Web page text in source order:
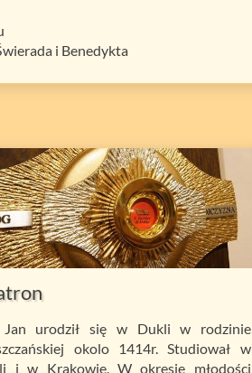
i Benedykta
Jan urodził się w Dukli w rodzinie
okolo 1414r. Studiował w
i w Krakowie. W okresie młodości